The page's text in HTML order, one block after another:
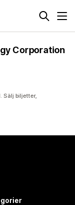
Corporation
Sälj biljetter,